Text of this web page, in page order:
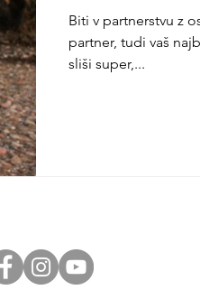
Biti v partnerstvu z
partner, tudi vaš
sliši super,...